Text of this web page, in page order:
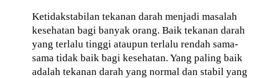
Ketidakstabilan tekanan darah menjadi masalah
kesehatan bagi banyak orang. Baik tekanan darah
yang terlalu tinggi ataupun terlalu rendah sama-
sama tidak baik bagi kesehatan. Yang paling baik
adalah tekanan darah yang normal dan stabil yang